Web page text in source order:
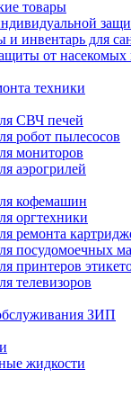
товары
и инвентарь для
от насекомых
техники
СВЧ печей
робот пылесосов
мониторов
аэрогрилей
кофемашин
оргтехники
ремонта
посудомоечных
принтеров
телевизоров
ЗИП
жидкости